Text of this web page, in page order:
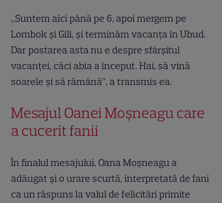
„Suntem aici până pe 6, apoi mergem pe
Lombok și Gili, și terminăm vacanța în Ubud.
Dar postarea asta nu e despre sfârșitul
vacanței, căci abia a început. Hai, să vină
soarele și să rămână”, a transmis ea.
Mesajul Oanei Moșneagu care
a cucerit fanii
În finalul mesajului, Oana Moșneagu a
adăugat și o urare scurtă, interpretată de fani
ca un răspuns la valul de felicitări primite